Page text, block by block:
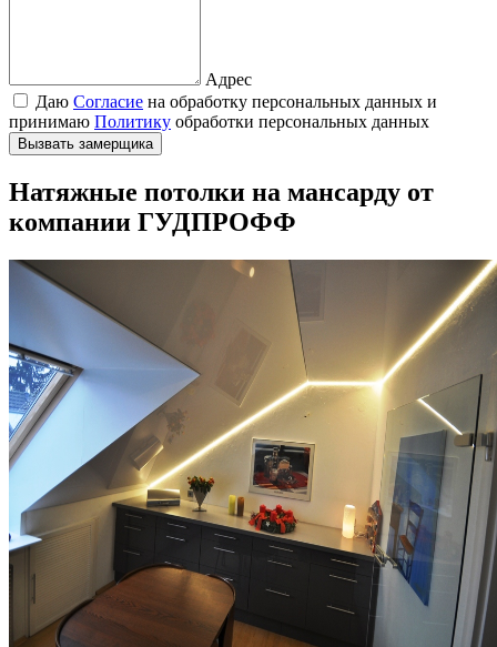
Адрес
Даю Согласие на обработку персональных данных и
принимаю Политику обработки персональных данных
Вызвать замерщика
Натяжные потолки на мансарду от
компании ГУДПРОФФ